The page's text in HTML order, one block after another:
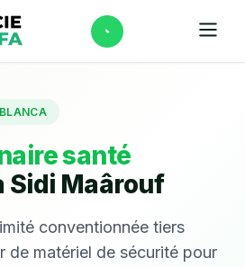
santé
Sidi Maârouf
conventionnée tiers
de matériel de sécurité pour